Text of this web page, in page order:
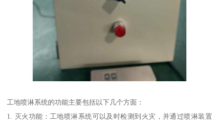
工地喷淋系统的功能主要包括以下几个方面：
1. 灭火功能：工地喷淋系统可以及时检测到火灾，并通过喷淋装置